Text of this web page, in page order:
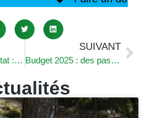
Budget 2025 de l’Etat : le dernier exercice avant l’explosion budgétaire
SUIVANT
Budget 2025 : des pas encourageants, mais encore insuffisants pour le pouvoir d’achat des Vaudois